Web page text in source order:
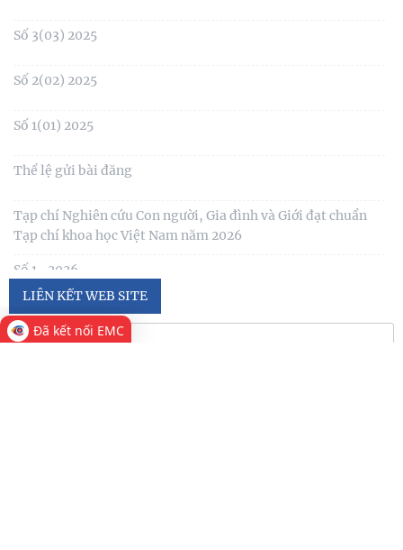
Số 1(01) 2025
Thể lệ gửi bài đăng
Tạp chí Nghiên cứu Con người, Gia đình và Giới đạt chuẩn
Số 1 -2026
Nội hàm của quyền con người được sống trong môi trường
trong lành, bền vững (Lê Hồng Hạnh
LIÊN KẾT WEB SITE
Đã kết nối EMC